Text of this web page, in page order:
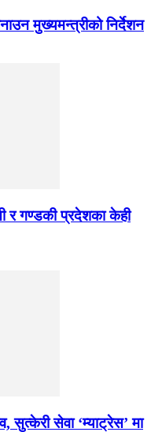
मुख्यमन्त्रीको निर्देशन
र गण्डकी प्रदेशका केही
सुत्केरी सेवा ‘म्याट्रेस’ मा